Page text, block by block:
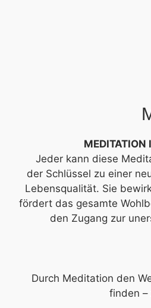
MEDITATION
Jeder kann diese
der Schlüssel zu einer
Lebensqualität. Sie
fördert das gesamte
den Zugang zur
Durch Meditation den
finden –